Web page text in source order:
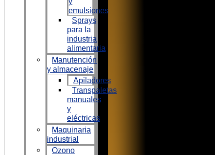
emulsiones
Sprays
para la
industria
alimentaria
Manutención
y almacenaje
Apiladores
Transpaletas
manuales
y
eléctricas
Maquinaria
industrial
Ozono